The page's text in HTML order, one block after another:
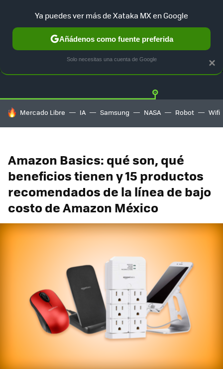
GUÍA DE COMPRAS MERCADO LIBRE
HOY SE HABLA DE
Mercado Libre IA Samsung NASA Robot Wifi
Amazon Basics: qué son, qué
beneficios tienen y 15 productos
recomendados de la línea de bajo
costo de Amazon México
×
Ya puedes ver más de Xataka MX en Google
Añádenos como fuente preferida
Solo necesitas una cuenta de Google